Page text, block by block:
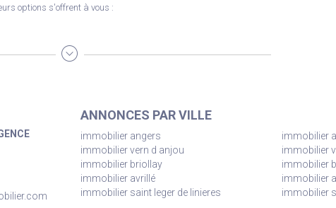
options s'offrent à vous :
ANNONCES PAR VILLE
immobilier angers
immobilier vern d anjou
immobilier briollay
immobilier avrillé
immobilier saint leger de linieres
immobilier
immobilier
immobilier
immobilier
immobilier